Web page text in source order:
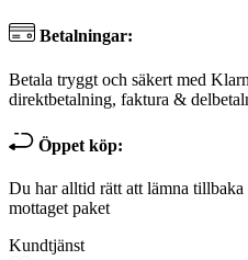
Betalningar:
Betala tryggt och säkert med
direktbetalning, faktura &
Öppet köp:
Du har alltid rätt att lämna
mottaget paket
Kundtjänst